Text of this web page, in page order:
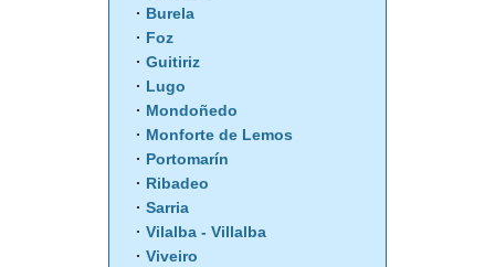
Burela
Foz
Guitiriz
Lugo
Mondoñedo
Monforte de Lemos
Portomarín
Ribadeo
Sarria
Vilalba - Villalba
Viveiro